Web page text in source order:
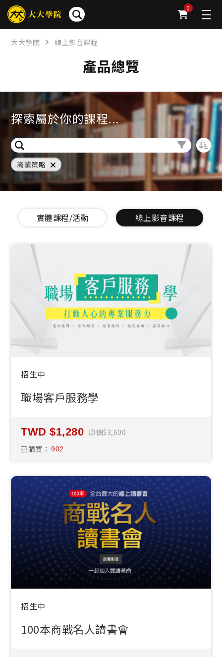
0
大大學院 線上影音課程
產品總覽
探索屬於你的課程...
商業策略
實體課程/活動 線上影音課程
招生中
職場客戶服務學
1,280 原價 3,600
已購買： 902
招生中
100本商戰名人讀書會